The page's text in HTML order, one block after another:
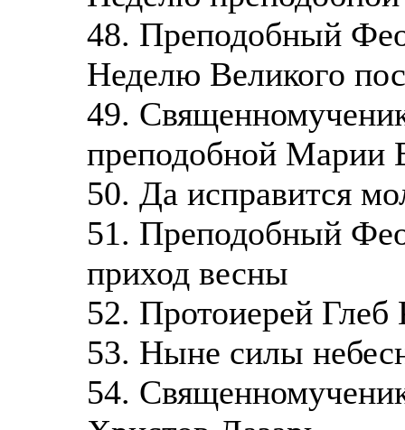
48. Преподобный
Неделю Великого
49.
преподобной Марии
50. Да исправится
51. Преподобный
приход весны
52. Протоиерей Глеб
53. Ныне силы
54.